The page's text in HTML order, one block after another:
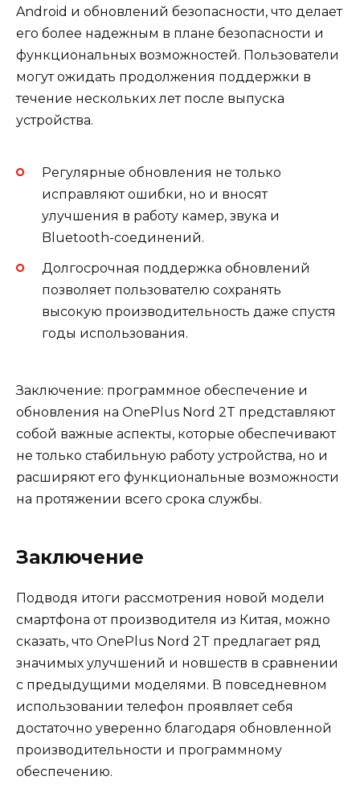
Android и обновлений безопасности, что делает
его более надежным в плане безопасности и
функциональных возможностей. Пользователи
могут ожидать продолжения поддержки в
течение нескольких лет после выпуска
устройства.
Регулярные обновления не только
исправляют ошибки, но и вносят
улучшения в работу камер, звука и
Bluetooth-соединений.
Долгосрочная поддержка обновлений
позволяет пользователю сохранять
высокую производительность даже спустя
годы использования.
Заключение: программное обеспечение и
обновления на OnePlus Nord 2T представляют
собой важные аспекты, которые обеспечивают
не только стабильную работу устройства, но и
расширяют его функциональные возможности
на протяжении всего срока службы.
Заключение
Подводя итоги рассмотрения новой модели
смартфона от производителя из Китая, можно
сказать, что OnePlus Nord 2T предлагает ряд
значимых улучшений и новшеств в сравнении
с предыдущими моделями. В повседневном
использовании телефон проявляет себя
достаточно уверенно благодаря обновленной
производительности и программному
обеспечению.